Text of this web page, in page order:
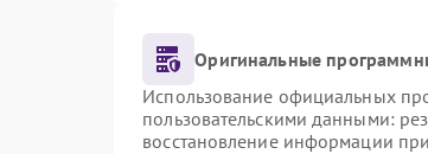
Оригинальные
Использование официальных
пользовательскими данными:
восстановление информации